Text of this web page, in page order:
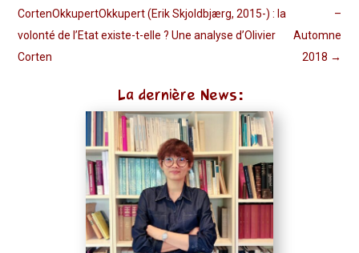
CortenOkkupertOkkupert (Erik Skjoldbjærg, 2015-) : la
volonté de l’Etat existe-t-elle ? Une analyse d’Olivier
Corten
–
Automne
2018 →
La dernière News: